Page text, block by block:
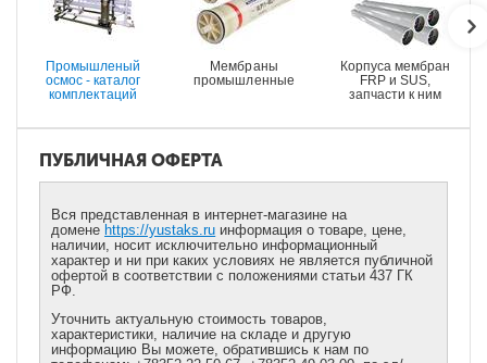
Промышленый
осмос - каталог
комплектаций
Мембраны
промышленные
Корпуса мембран
FRP и SUS,
запчасти к ним
ПУБЛИЧНАЯ ОФЕРТА
Вся представленная в интернет-магазине на
домене https://yustaks.ru информация о товаре, цене,
наличии, носит исключительно информационный
характер и ни при каких условиях не является публичной
офертой в соответствии с положениями статьи 437 ГК
РФ.
Уточнить актуальную стоимость товаров,
характеристики, наличие на складе и другую
информацию Вы можете, обратившись к нам по